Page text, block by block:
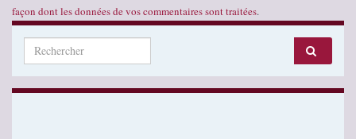
façon dont les données de vos commentaires sont traitées.
Search for: